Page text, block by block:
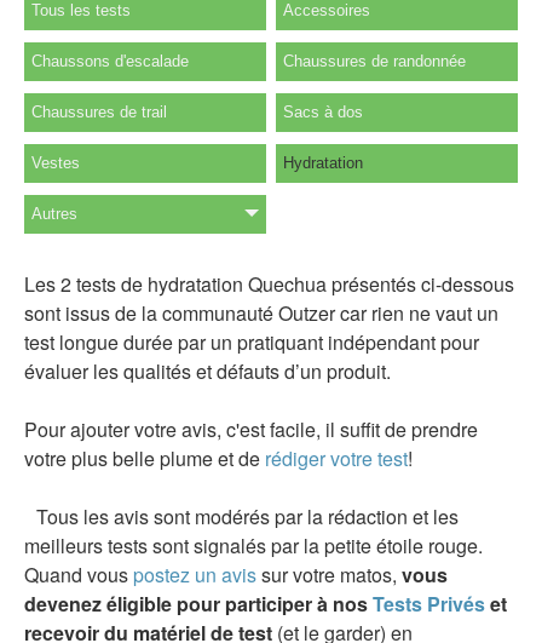
Tous les tests Accessoires
Chaussons d'escalade Chaussures de randonnée
Chaussures de trail Sacs à dos
Vestes Hydratation
Autres
Les 2 tests de hydratation Quechua présentés ci-dessous
sont issus de la communauté Outzer car rien ne vaut un
test longue durée par un pratiquant indépendant pour
évaluer les qualités et défauts d’un produit.
Pour ajouter votre avis, c'est facile, il suffit de prendre
votre plus belle plume et de rédiger votre test!
Tous les avis sont modérés par la rédaction et les
meilleurs tests sont signalés par la petite étoile rouge.
Quand vous postez un avissur votre matos, vous
devenez éligible pour participer à nosTests Privéset
recevoir du matériel de test (et le garder) en